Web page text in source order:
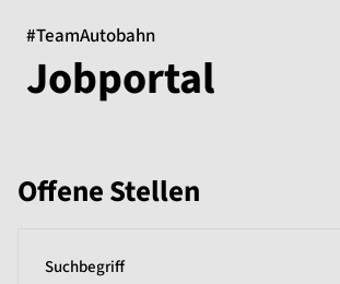
#TeamAutobahn
Jobportal
Offene Stellen
Suchbegriff